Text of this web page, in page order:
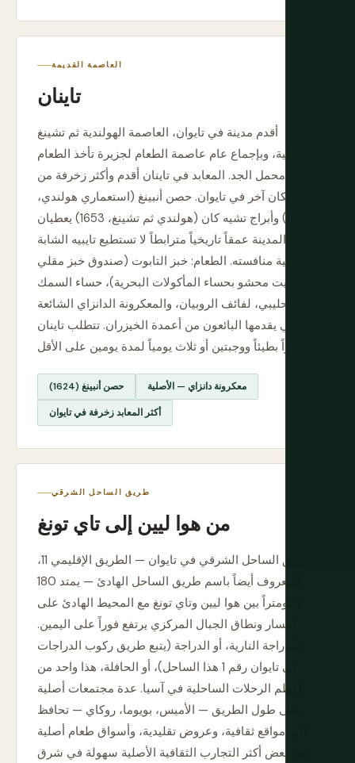
العاصمة القديمة
تاينان
أقدم مدينة في تايوان، العاصمة الهولندية ثم تشينغ
الأصلية، وبإجماع عام عاصمة الطعام لجزيرة تأخذ الطعام
على محمل الجد. المعابد في تاينان أقدم وأكثر زخرفة من
أي مكان آخر في تايوان. حصن أنبينغ (استعماري هولندي،
1624) وأبراج تشيه كان (هولندي ثم تشينغ، 1653) يعطيان
المدينة عمقاً تاريخياً مترابطاً لا تستطيع تايبيه الشابة
النسبية منافسته. الطعام: خبز التابوت (صندوق خبز مقلي
بالزيت محشو بحساء المأكولات البحرية)، حساء السمك
الحليبي، لفائف الروبيان، والمعكرونة الدانزاي الشائعة
التي يقدمها البائعون من أعمدة الخيزران. تتطلب تاينان
حصن أنبينغ (1624) معكرونة دانزاي — الأصلية
أكثر المعابد زخرفة في تايوان
طريق الساحل الشرقي
من هوا ليين إلى تاي تونغ
طريق الساحل الشرقي في تايوان — الطريق الإقليمي 11،
المعروف أيضاً باسم طريق الساحل الهادئ — يمتد 180
كيلومتراً بين هوا ليين وتاي تونغ مع المحيط الهادئ على
اليسار ونطاق الجبال المركزي يرتفع فوراً على اليمين.
بالدراجة النارية، أو الدراجة (يتبع طريق ركوب الدراجات
في تايوان رقم 1 هذا الساحل)، أو الحافلة، هذا واحد من
أعظم الرحلات الساحلية في آسيا. عدة مجتمعات أصلية
على طول الطريق — الأميس، بويوما، روكاي — تحافظ
على مواقع ثقافية، وعروض تقليدية، وأسواق طعام أصلية
هي بعض أكثر التجارب الثقافية الأصلية سهولة في شرق